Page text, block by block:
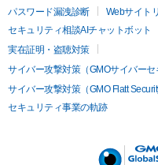
パスワード漏洩診断
Webサイト
セキュリティ相談AIチャットボット
実在証明・盗聴対策
サイバー攻撃対策（GMOサイバーセ
サイバー攻撃対策（GMO Flatt
セキュリティ事業の軌跡